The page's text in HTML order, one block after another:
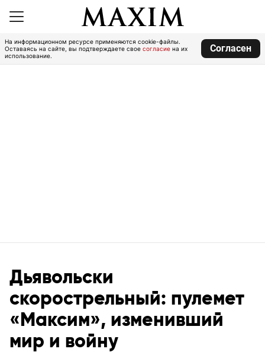
На информационном ресурсе применяются cookie-файлы.
Оставаясь на сайте, вы подтверждаете свое согласие на их
использование.
Согласен
Дьявольски
скорострельный: пулемет
«Максим», изменивший
мир и войну